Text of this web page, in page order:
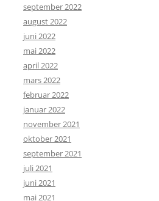
september 2022
august 2022
juni 2022
mai 2022
april 2022
mars 2022
februar 2022
januar 2022
november 2021
oktober 2021
september 2021
juli 2021
juni 2021
mai 2021